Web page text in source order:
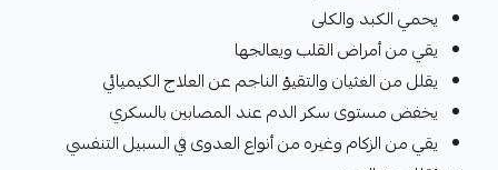
يحمي الكبد والكلى
يقي من أمراض القلب ويعالجها
يقلل من الغثيان والتقيؤ الناجم عن العلاج الكيميائي
يخفض مستوى سكر الدم عند المصابين بالسكري
يقي من الزكام وغيره من أنواع العدوى في السبيل التنفسي